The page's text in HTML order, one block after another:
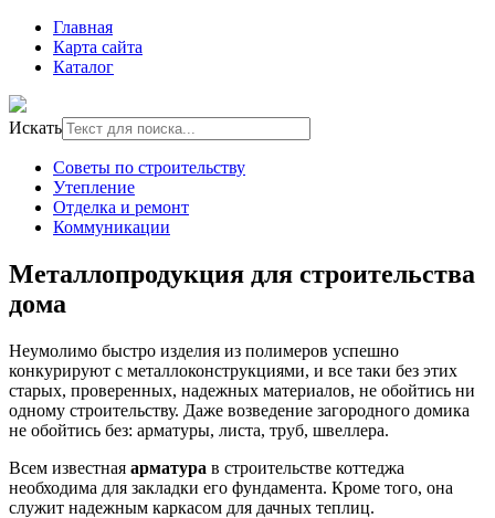
Главная
Карта сайта
Каталог
Искать
Советы по строительству
Утепление
Отделка и ремонт
Коммуникации
Металлопродукция для строительства
дома
Неумолимо быстро изделия из полимеров успешно
конкурируют с металлоконструкциями, и все таки без этих
старых, проверенных, надежных материалов, не обойтись ни
одному строительству. Даже возведение загородного домика
не обойтись без: арматуры, листа, труб, швеллера.
Всем известная арматура в строительстве коттеджа
необходима для закладки его фундамента. Кроме того, она
служит надежным каркасом для дачных теплиц.